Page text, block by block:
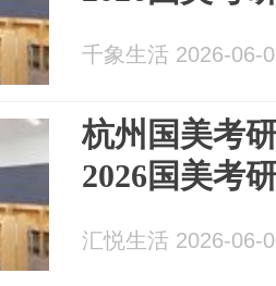
千象生活 2026-06-
杭州国美考
2026国美考
汇悦生活 2026-06-